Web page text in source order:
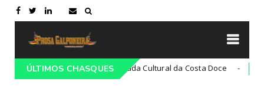
ÚLTIMOS CHASQUES
Campeiro 21ª Cavalgada Cultural da Costa Doce Campeiro